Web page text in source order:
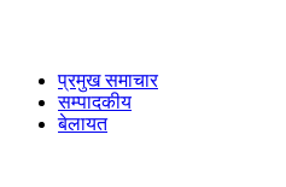
प्रमुख समाचार
सम्पादकीय
बेलायत